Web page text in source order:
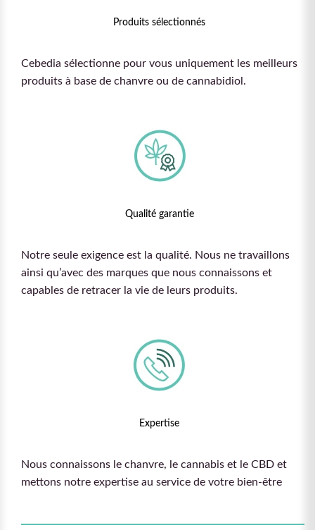
Produits sélectionnés
Cebedia sélectionne pour vous uniquement les meilleurs
produits à base de chanvre ou de cannabidiol.
Qualité garantie
Notre seule exigence est la qualité. Nous ne travaillons
ainsi qu’avec des marques que nous connaissons et
capables de retracer la vie de leurs produits.
Expertise
Nous connaissons le chanvre, le cannabis et le CBD et
mettons notre expertise au service de votre bien-être